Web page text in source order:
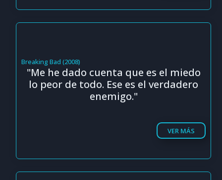
Breaking Bad (2008)
"Me he dado cuenta que es el miedo
lo peor de todo. Ese es el verdadero
enemigo."
VER MÁS